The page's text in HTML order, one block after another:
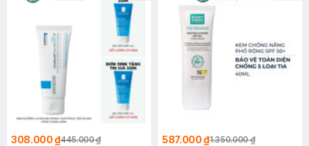
308.000 ₫445.000 ₫ 587.000 ₫1.350.000 ₫